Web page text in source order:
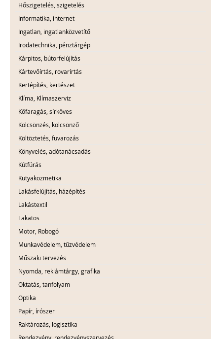
Hőszigetelés, szigetelés
Informatika, internet
Ingatlan, ingatlanközvetítő
Irodatechnika, pénztárgép
Kárpitos, bútorfelújítás
Kártevőírtás, rovarírtás
Kertépítés, kertészet
Klíma, Klímaszerviz
Kőfaragás, sírköves
Kölcsönzés, kölcsönző
Költöztetés, fuvarozás
Könyvelés, adótanácsadás
Kútfúrás
Kutyakozmetika
Lakásfelújítás, házépítés
Lakástextil
Lakatos
Motor, Robogó
Munkavédelem, tűzvédelem
Műszaki tervezés
Nyomda, reklámtárgy, grafika
Oktatás, tanfolyam
Optika
Papír, írószer
Raktározás, logisztika
Rendezvény, rendezvényszervezés